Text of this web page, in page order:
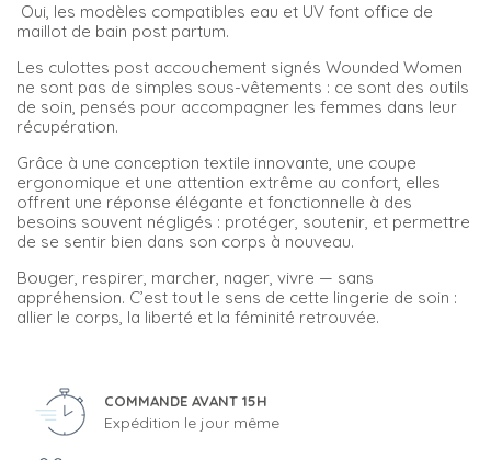
Oui, les modèles compatibles eau et UV font office de
maillot de bain post partum.
Les culottes post accouchement signés Wounded Women
ne sont pas de simples sous-vêtements : ce sont des outils
de soin, pensés pour accompagner les femmes dans leur
récupération.
Grâce à une conception textile innovante, une coupe
ergonomique et une attention extrême au confort, elles
offrent une réponse élégante et fonctionnelle à des
besoins souvent négligés : protéger, soutenir, et permettre
de se sentir bien dans son corps à nouveau.
Bouger, respirer, marcher, nager, vivre — sans
appréhension. C’est tout le sens de cette lingerie de soin :
allier le corps, la liberté et la féminité retrouvée.
COMMANDE AVANT 15H
Expédition le jour même